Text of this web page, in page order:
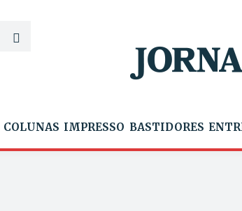
COLUNAS IMPRESSO BASTIDORES